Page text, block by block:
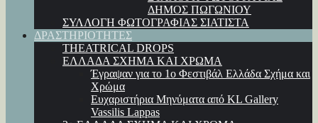
ΔΗΜΟΣ ΠΩΓΩΝΙΟΥ
ΣΥΛΛΟΓΗ ΦΩΤΟΓΡΑΦΙΑΣ ΣΙΑΤΙΣΤΑ
ΔΡΑΣΤΗΡΙΟΤΗΤΕΣ
THEATRICAL DROPS
ΕΛΛΑΔΑ ΣΧΗΜΑ ΚΑΙ ΧΡΩΜΑ
Έγραψαν για το 1ο Φεστιβάλ Ελλάδα Σχήμα και
Χρώμα
Ευχαριστήρια Μηνύματα από KL Gallery
Vassilis Lappas